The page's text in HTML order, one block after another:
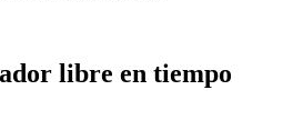
libre en tiempo